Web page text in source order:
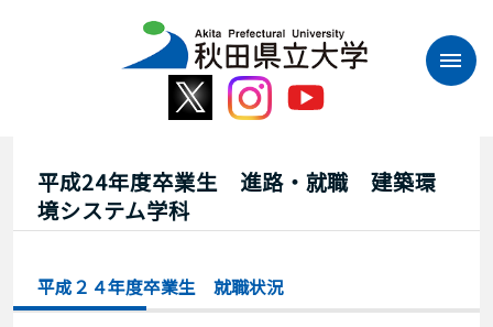
平成24年度卒業生 進路・就職 建築環
境システム学科
平成２４年度卒業生 就職状況